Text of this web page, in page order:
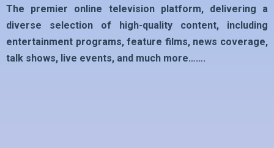
The premier online television platform, delivering a
diverse selection of high-quality content, including
entertainment programs, feature films, news coverage,
talk shows, live events, and much more…….